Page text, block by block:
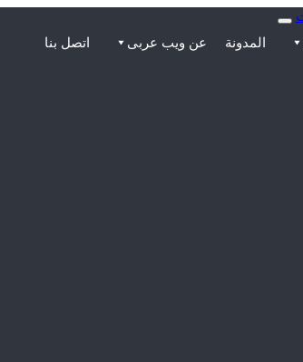
المدونة عن ويب عربى اتصل بنا